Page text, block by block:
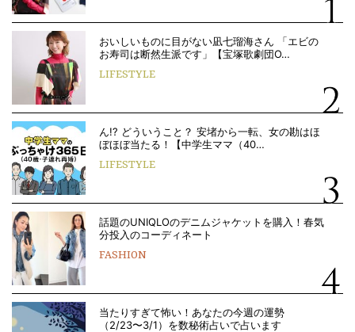
おいしいものに目がない凪七瑠海さん 「エビの
お寿司は断然生派です」【宝塚歌劇団O…
LIFESTYLE
ん!? どういうこと？ 安堵から一転、女の勘はほ
ぼほぼ当たる！【中学生ママ（40…
LIFESTYLE
話題のUNIQLOのデニムジャケットを購入！春気
分投入のコーディネート
FASHION
当たりすぎて怖い！あなたの今週の運勢
（2/23〜3/1）を数秘術占いで占います